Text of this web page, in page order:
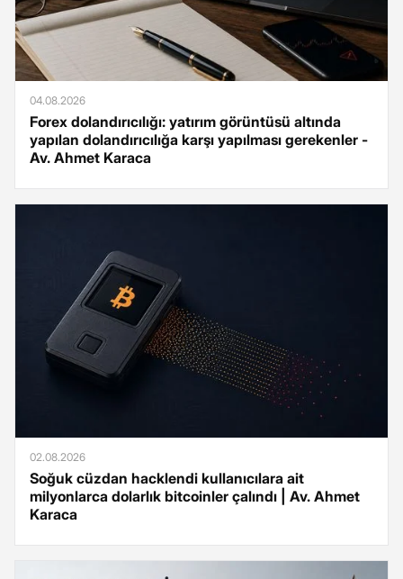
04.08.2026
Forex dolandırıcılığı: yatırım görüntüsü altında
yapılan dolandırıcılığa karşı yapılması gerekenler -
Av. Ahmet Karaca
02.08.2026
Soğuk cüzdan hacklendi kullanıcılara ait
milyonlarca dolarlık bitcoinler çalındı | Av. Ahmet
Karaca